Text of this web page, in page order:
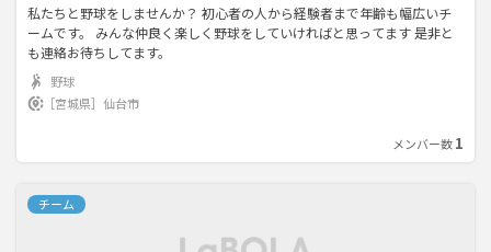
私たちと野球をしませんか？ 初心者の人から経験者まで年齢も幅広いチ
ームです。 みんな仲良く楽しく野球をしていければと思ってます 是非と
も連絡お待ちしてます。
野球
［宮城県］ 仙台市
メンバー数1
チーム